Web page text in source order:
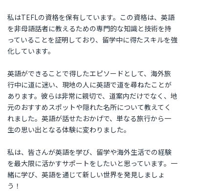
私はTEFLの資格を保有しています。この資格は、英語
を非母語話者に教えるための専門的な知識と技術を持
っていることを証明しており、留学中に得たスキルを強
化しています。
英語ができることで得したエピソードとして、海外旅
行中に道に迷い、現地の人に英語で道を尋ねたことが
あります。彼らは非常に親切で、道案内だけでなく、地
元のおすすめスポットや隠れた名所について教えてく
れました。英語が話せたおかげで、単なる旅行から一
生の思い出となる体験に変わりました。
私は、皆さんが英語を学び、留学や海外生活での経験
を最大限に活かすサポートをしたいと思っています。一
緒に学び、英語を通じて新しい世界を発見しましょ
う！